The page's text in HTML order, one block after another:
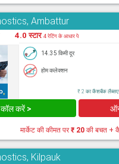
Ambattur
4.0 स्टार4 रेटिंग के आधार पे
14.35 किमी दूर
होम कलेक्शन
₹ 2 का कैशबैक
कॉल करें >
मार्केट की कीमत पर₹ 20 की बचत +
Kilpauk